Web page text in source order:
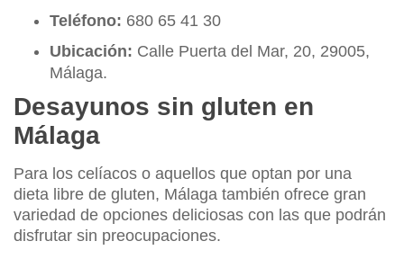
Teléfono: 680 65 41 30
Ubicación: Calle Puerta del Mar, 20, 29005,
Málaga.
Desayunos sin gluten en
Málaga
Para los celíacos o aquellos que optan por una
dieta libre de gluten, Málaga también ofrece gran
variedad de opciones deliciosas con las que podrán
disfrutar sin preocupaciones.